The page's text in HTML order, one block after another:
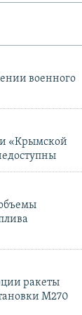
военного
«Крымской
ракеты
M270